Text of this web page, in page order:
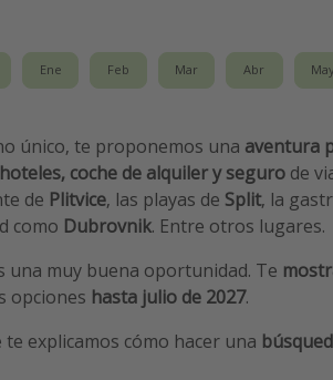
Ene Feb Mar Abr May
único, te proponemos una aventura
coche de alquiler y seguro de
de Plitvice, las playas de Split, la
como Dubrovnik. Entre otros lugares.
una muy buena oportunidad. Te
opciones hasta julio de 2027.
explicamos cómo hacer una